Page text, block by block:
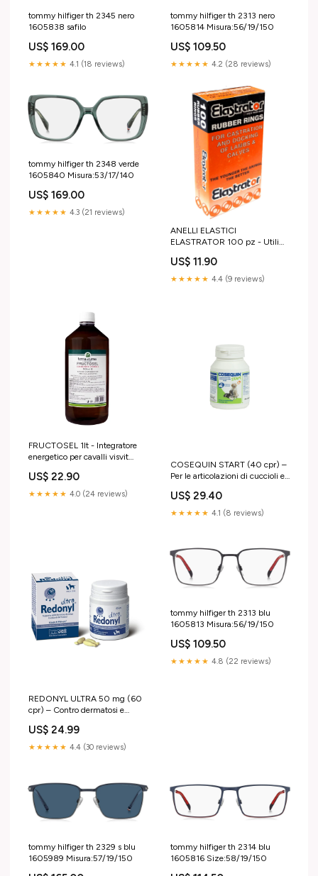
tommy hilfiger th 2345 nero
1605838 safilo
US$ 169.00
★★★★★ 4.1 (18 reviews)
tommy hilfiger th 2313 nero
1605814 Misura:56/19/150
US$ 109.50
★★★★★ 4.2 (28 reviews)
tommy hilfiger th 2348 verde
1605840 Misura:53/17/140
US$ 169.00
★★★★★ 4.3 (21 reviews)
ANELLI ELASTICI
ELASTRATOR 100 pz - Utili
US$ 11.90
★★★★★ 4.4 (9 reviews)
FRUCTOSEL 1lt - Integratore
energetico per cavalli visvit
US$ 22.90
★★★★★ 4.0 (24 reviews)
COSEQUIN START (40 cpr) –
Per le articolazioni di cuccioli e
US$ 29.40
★★★★★ 4.1 (8 reviews)
REDONYL ULTRA 50 mg (60
cpr) – Contro dermatosi e
integratore per cavalli
US$ 24.99
★★★★★ 4.4 (30 reviews)
tommy hilfiger th 2313 blu
1605813 Misura:56/19/150
US$ 109.50
★★★★★ 4.8 (22 reviews)
tommy hilfiger th 2329 s blu
1605989 Misura:57/19/150
tommy hilfiger th 2314 blu
1605816 Size:58/19/150